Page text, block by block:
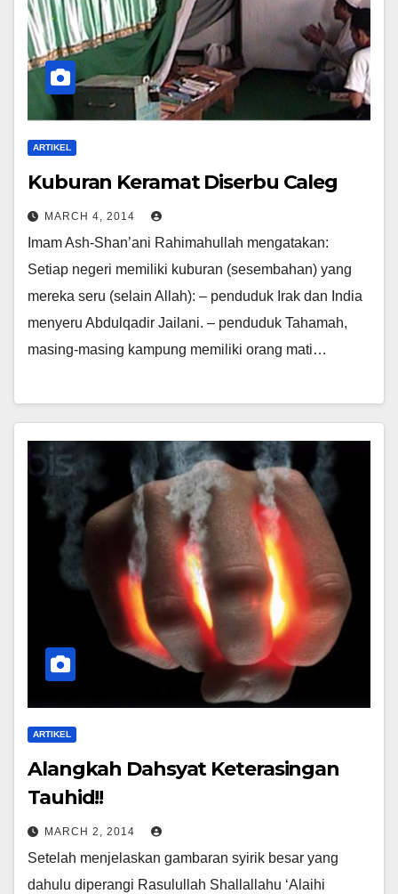
ARTIKEL
Kuburan Keramat Diserbu Caleg
MARCH 4, 2014
Imam Ash-Shan’ani Rahimahullah mengatakan:
Setiap negeri memiliki kuburan (sesembahan) yang
mereka seru (selain Allah): – penduduk Irak dan India
menyeru Abdulqadir Jailani. – penduduk Tahamah,
masing-masing kampung memiliki orang mati…
ARTIKEL
Alangkah Dahsyat Keterasingan
Tauhid!!
MARCH 2, 2014
Setelah menjelaskan gambaran syirik besar yang
dahulu diperangi Rasulullah Shallallahu ‘Alaihi